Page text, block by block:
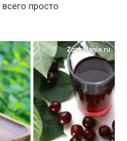
всего просто